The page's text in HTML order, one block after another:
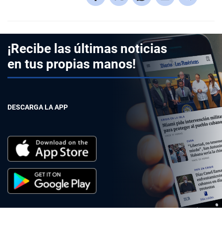
¡Recibe las últimas noticias
en tus propias manos!
DESCARGA LA APP